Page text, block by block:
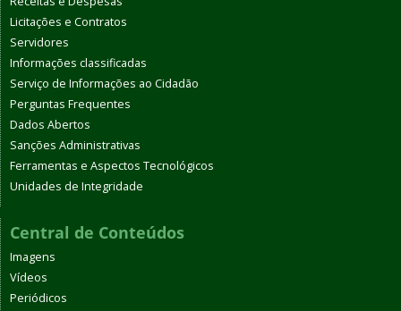
Licitações e Contratos
Servidores
Informações classificadas
Serviço de Informações ao Cidadão
Perguntas Frequentes
Dados Abertos
Sanções Administrativas
Ferramentas e Aspectos Tecnológicos
Unidades de Integridade
Central de Conteúdos
Imagens
Vídeos
Periódicos